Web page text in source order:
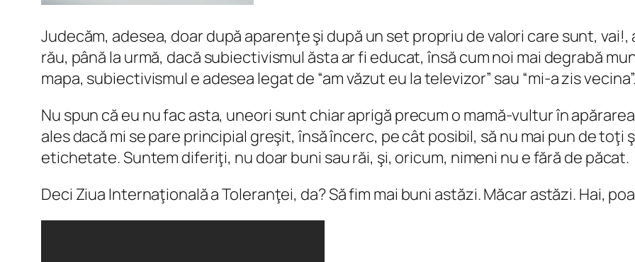
Judecăm, adesea, doar după aparenţe şi după un set propriu de valori care sunt,
rău, până la urmă, dacă subiectivismul ăsta ar fi educat, însă cum noi mai degrabă
mapa, subiectivismul e adesea legat de “am văzut eu la televizor” sau “mi-a zis vecina”.
Nu spun că eu nu fac asta, uneori sunt chiar aprigă precum o mamă-vultur în
ales dacă mi se pare principial greşit, însă încerc, pe cât posibil, să nu mai pun de
etichetate. Suntem diferiţi, nu doar buni sau răi, şi, oricum, nimeni nu e fără de păcat.
Deci Ziua Internaţională a Toleranţei, da? Să fim mai buni astăzi. Măcar astăzi. Hai,